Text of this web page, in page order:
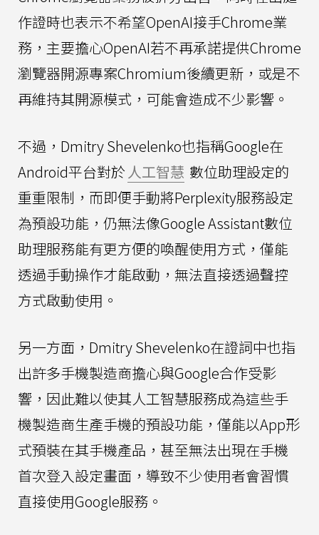
作證時也表示不希望OpenAI接手Chrome業
務，主要擔心OpenAI若不再承諾提供Chrome
瀏覽器開源專案Chromium後續更新，或是不
再維持其開源模式，可能會造成不少影響。
不過，Dmitry Shevelenko也指稱Google在
Android平台對於 人工智慧 數位助理設定的
重重限制，而即便手動將Perplexity服務設定
為預設功能，仍無法像Google Assistant數位
助理服務能有更方便的喚醒使用方式，僅能
透過手動操作才能啟動，無法直接透過聲控
方式啟動使用。
另一方面，Dmitry Shevelenko在證詞中也指
出許多手機製造商擔心與Google合作受影
響，因此難以使其人工智慧服務成為這些手
機製造商生產手機的預設功能，僅能以App形
式預裝在其手機產品，甚至無法出現在手機
首次登入設定畫面，導致不少使用者會習慣
直接使用Google服務。